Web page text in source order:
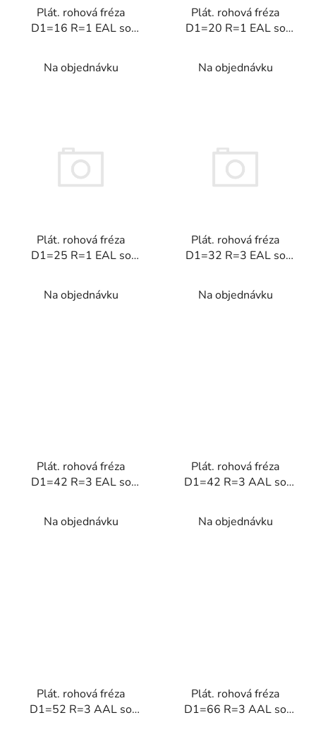
Plát. rohová fréza
D1=16 R=1 EAL so
Na objednávku
Plát. rohová fréza
D1=20 R=1 EAL so
Na objednávku
Plát. rohová fréza
D1=25 R=1 EAL so
Na objednávku
Plát. rohová fréza
D1=32 R=3 EAL so
Na objednávku
Plát. rohová fréza
D1=42 R=3 EAL so
Na objednávku
Plát. rohová fréza
D1=42 R=3 AAL so
Na objednávku
Plát. rohová fréza
D1=52 R=3 AAL so
Plát. rohová fréza
D1=66 R=3 AAL so